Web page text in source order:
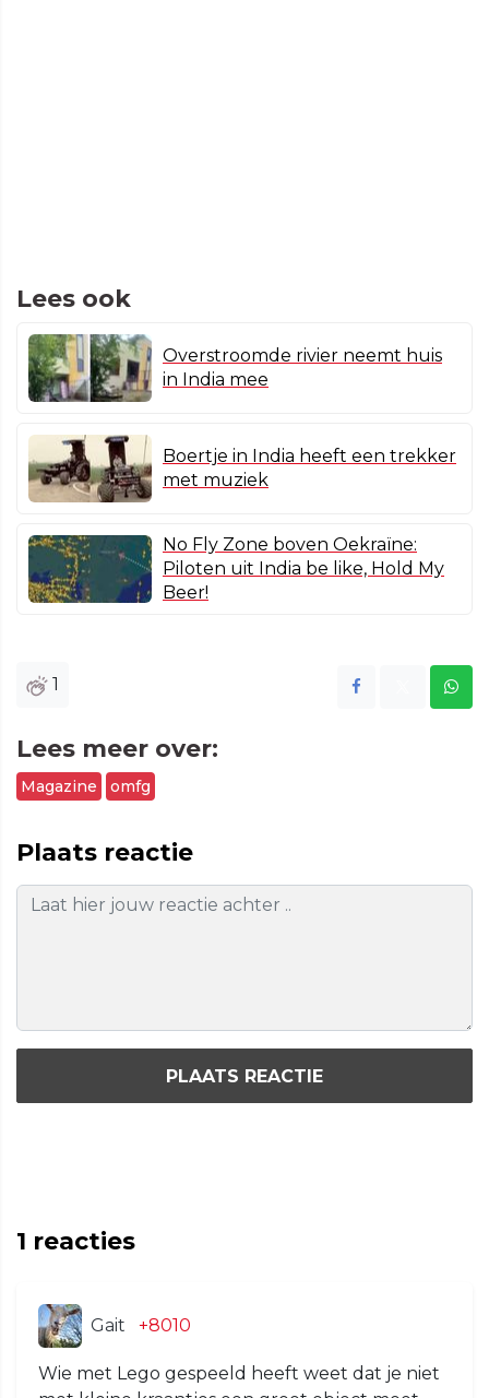
Lees ook
Overstroomde rivier neemt huis
in India mee
Boertje in India heeft een trekker
met muziek
No Fly Zone boven Oekraïne:
Piloten uit India be like, Hold My
Beer!
1
Lees meer over:
Magazine omfg
Plaats reactie
PLAATS REACTIE
1 reacties
Gait +8010
Wie met Lego gespeeld heeft weet dat je niet